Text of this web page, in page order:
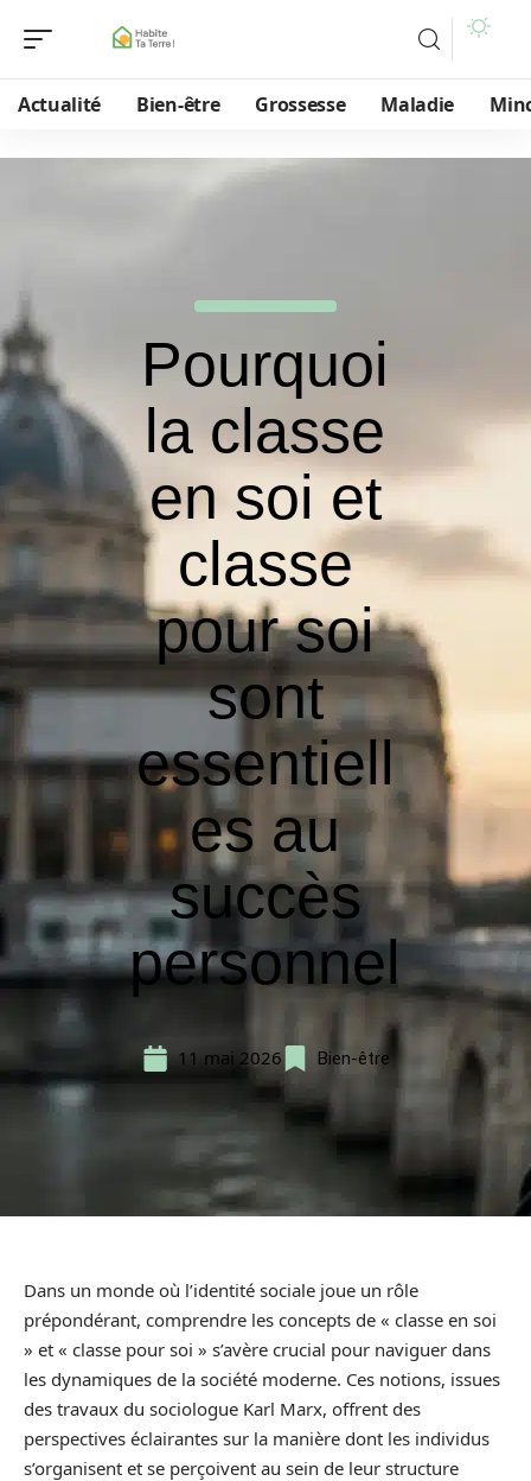
Actualité Bien-être Grossesse Maladie
Pourquoi
la classe
en soi et
classe
pour soi
sont
essentiell
es au
succès
personnel
11 mai 2026 Bien-être
Dans un monde où l’identité sociale joue un rôle
prépondérant, comprendre les concepts de « classe en soi
» et « classe pour soi » s’avère crucial pour naviguer dans
les dynamiques de la société moderne. Ces notions, issues
des travaux du sociologue Karl Marx, offrent des
perspectives éclairantes sur la manière dont les individus
s’organisent et se perçoivent au sein de leur structure